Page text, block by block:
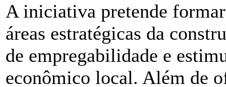
A iniciativa pretende
áreas estratégicas da
de empregabilidade e
econômico local. Além de